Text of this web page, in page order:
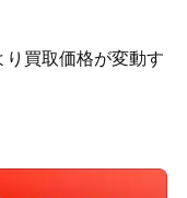
買取価格が変動す